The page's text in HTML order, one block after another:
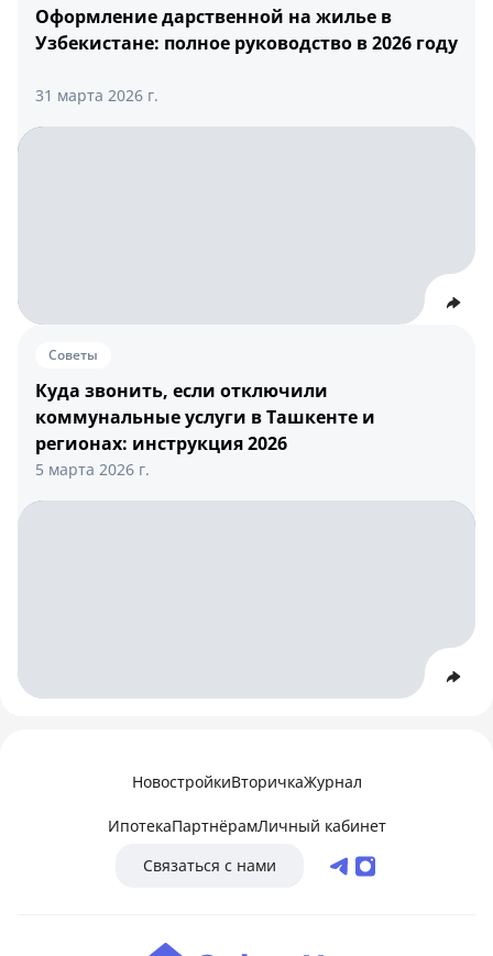
Оформление дарственной на жилье в
Узбекистане: полное руководство в 2026 году
31 марта 2026 г.
Советы
Куда звонить, если отключили
коммунальные услуги в Ташкенте и
регионах: инструкция 2026
5 марта 2026 г.
НовостройкиВторичкаЖурнал
ИпотекаПартнёрамЛичный кабинет
Связаться с нами